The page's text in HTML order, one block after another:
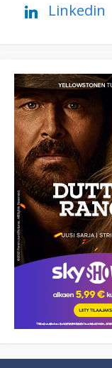
Linkedin